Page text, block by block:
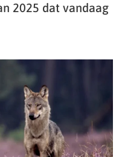
2025 dat vandaag